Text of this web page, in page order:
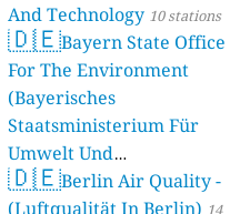
And Technology 10 stations
🇩🇪Bayern State Office
For The Environment
(Bayerisches
Staatsministerium Für
Umwelt Und
Verbraucherschutz) - LfU
46 stations
🇩🇪Berlin Air Quality -
(Luftqualität In Berlin) 14